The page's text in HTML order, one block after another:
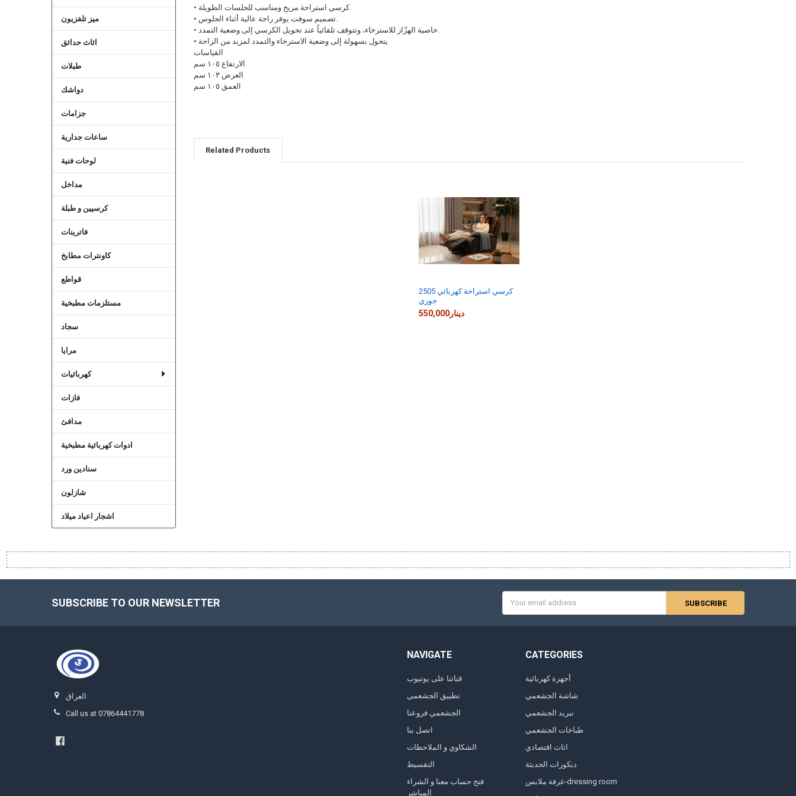
ميز تلفزيون
اثاث حدائق
طبلات
دواشك
جزامات
ساعات جدارية
لوحات فنية
مداخل
كرسيين و طبلة
فاترينات
كاونترات مطابخ
قواطع
مستلزمات مطبخية
سجاد
مرايا
كهربائيات
فازات
مدافئ
ادوات كهربائية مطبخية
سنادين ورد
شازلون
اشجار اعياد ميلاد
• كرسي استراحة مريح ومناسب للجلسات الطويلة.
• تصميم سوفت يوفر راحة عالية أثناء الجلوس.
• خاصية الهزّاز للاسترخاء، وتتوقف تلقائياً عند تحويل الكرسي إلى وضعية التمدد.
• يتحول بسهولة إلى وضعية الاسترخاء والتمدد لمزيد من الراحة
القياسات
الارتفاع ١٠٥ سم
العرض ١٠٣ سم
العمق ١٠٥ سم
Related Products
كرسي استراحة كهربائي 2505
جوزي
550,000دينار
SUBSCRIBE TO OUR NEWSLETTER
Address
العراق
Call us at 07864441778
NAVIGATE
قناتنا على يوتيوب
تطبيق الجشعمي
الجشعمي فروعنا
اتصل بنا
الشكاوي و الملاحظات
التقسيط
فتح حساب معنا و الشراء
المباشر
CATEGORIES
أجهزة كهربائية
شاشة الجشعمي
تبريد الجشعمي
طباخات الجشعمي
اثاث اقتصادي
ديكورات الحديثة
غرفة ملابس-dressing room